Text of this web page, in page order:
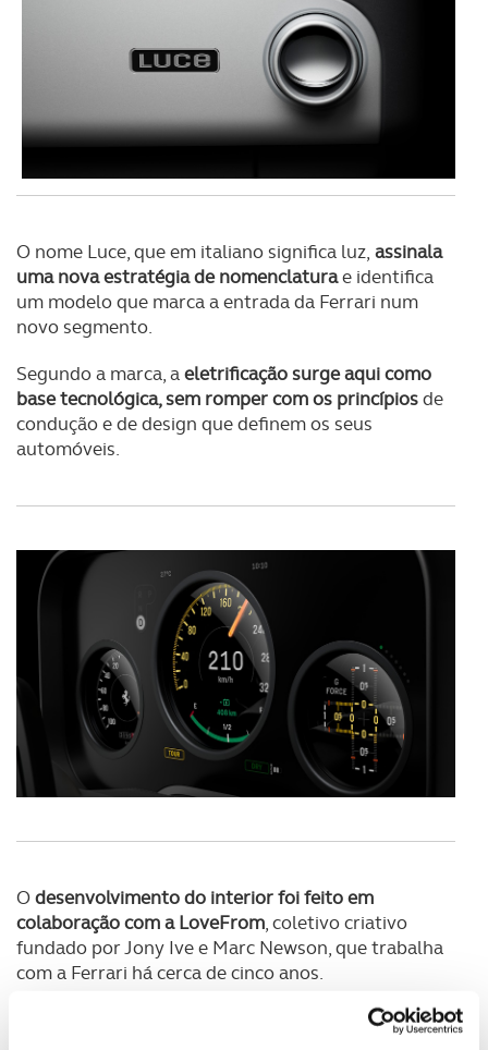
O nome Luce, que em italiano significa luz, assinala
uma nova estratégia de nomenclaturae identifica
um modelo que marca a entrada da Ferrari num
novo segmento.
Segundo a marca, aeletrificação surge aqui como
base tecnológica, sem romper com os princípiosde
condução e de design que definem os seus
automóveis.
Odesenvolvimento do interior foi feito em
colaboração com a LoveFrom, coletivo criativo
fundado por Jony Ive e Marc Newson, que trabalha
com a Ferrari há cerca de cinco anos.
equipa colaborou de perto com o Centro Stile